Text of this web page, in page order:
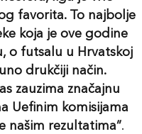
favorita. To najbolje
koja je ove godine
o futsalu u Hrvatskoj
drukčiji način.
zauzima značajnu
Uefinim komisijama
našim rezultatima”.